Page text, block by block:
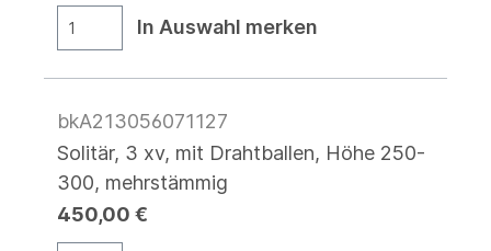
In Auswahl merken
bkA213056071127
Solitär, 3 xv, mit Drahtballen, Höhe 250-
300, mehrstämmig
450,00 €